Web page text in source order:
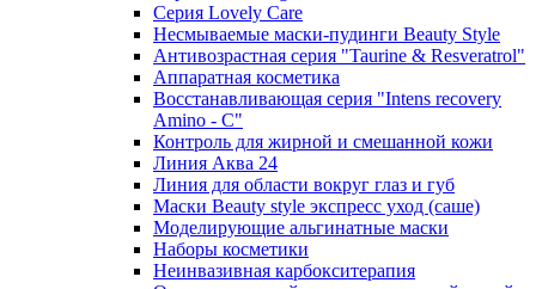
Cерия Lovely Care
Несмываемые маски-пудинги Beauty Style
Антивозрастная серия "Taurine & Resveratrol"
Аппаратная косметика
Восстанавливающая серия "Intens recovery
Amino - C"
Контроль для жирной и смешанной кожи
Линия Аква 24
Линия для области вокруг глаз и губ
Маски Beauty style экспресс уход (саше)
Моделирующие альгинатные маски
Наборы косметики
Неинвазивная карбокситерапия